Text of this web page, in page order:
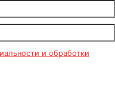
и обработки